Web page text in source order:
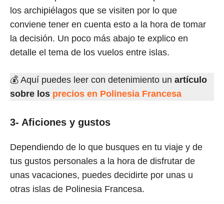
los archipiélagos que se visiten por lo que
conviene tener en cuenta esto a la hora de tomar
la decisión. Un poco más abajo te explico en
detalle el tema de los vuelos entre islas.
💰 Aquí puedes leer con detenimiento un artículo
sobre los precios en Polinesia Francesa
3- Aficiones y gustos
Dependiendo de lo que busques en tu viaje y de
tus gustos personales a la hora de disfrutar de
unas vacaciones, puedes decidirte por unas u
otras islas de Polinesia Francesa.